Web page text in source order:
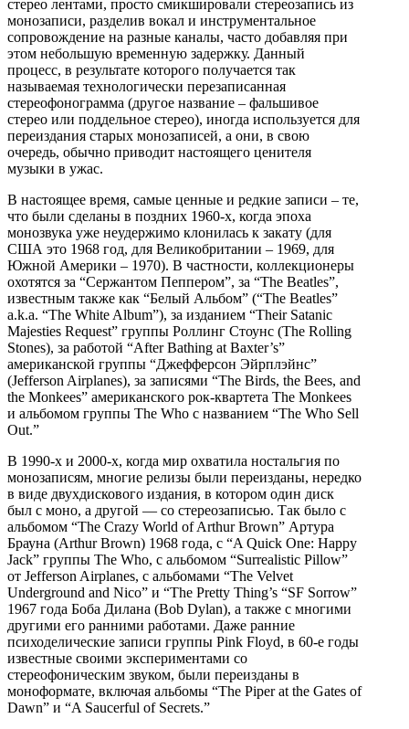
стерео лентами, просто смикшировали стереозапись из
монозаписи, разделив вокал и инструментальное
сопровождение на разные каналы, часто добавляя при
этом небольшую временную задержку. Данный
процесс, в результате которого получается так
называемая технологически перезаписанная
стереофонограмма (другое название – фальшивое
стерео или поддельное стерео), иногда используется для
переиздания старых монозаписей, а они, в свою
очередь, обычно приводит настоящего ценителя
музыки в ужас.
В настоящее время, самые ценные и редкие записи – те,
что были сделаны в поздних 1960-х, когда эпоха
монозвука уже неудержимо клонилась к закату (для
США это 1968 год, для Великобритании – 1969, для
Южной Америки – 1970). В частности, коллекционеры
охотятся за “Сержантом Пеппером”, за “The Beatles”,
известным также как “Белый Альбом” (“The Beatles”
a.k.a. “The White Album”), за изданием “Their Satanic
Majesties Request” группы Роллинг Стоунс (The Rolling
Stones), за работой “After Bathing at Baxter’s”
американской группы “Джефферсон Эйрплэйнс”
(Jefferson Airplanes), за записями “The Birds, the Bees, and
the Monkees” американского рок-квартета The Monkees
и альбомом группы The Who c названием “The Who Sell
Out.”
В 1990-х и 2000-х, когда мир охватила ностальгия по
монозаписям, многие релизы были переизданы, нередко
в виде двухдискового издания, в котором один диск
был с моно, а другой — со стереозаписью. Так было с
альбомом “The Crazy World of Arthur Brown” Артура
Брауна (Arthur Brown) 1968 года, с “A Quick One: Happy
Jack” группы The Who, c альбомом “Surrealistic Pillow”
от Jefferson Airplanes, с альбомами “The Velvet
Underground and Nico” и “The Pretty Thing’s “SF Sorrow”
1967 года Боба Дилана (Bob Dylan), а также с многими
другими его ранними работами. Даже ранние
психоделические записи группы Pink Floyd, в 60-е годы
известные своими экспериментами со
стереофоническим звуком, были переизданы в
моноформате, включая альбомы “The Piper at the Gates of
Dawn” и “A Saucerful of Secrets.”